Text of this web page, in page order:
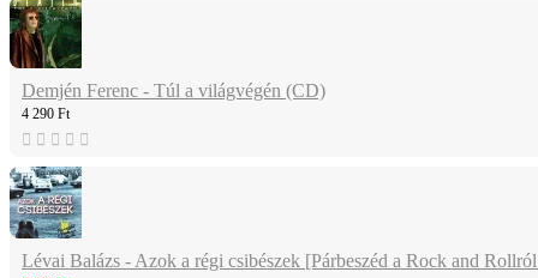
Demjén Ferenc - Túl a világvégén (CD)
4 290 Ft
Lévai Balázs - Azok a régi csibészek [Párbeszéd a Rock and